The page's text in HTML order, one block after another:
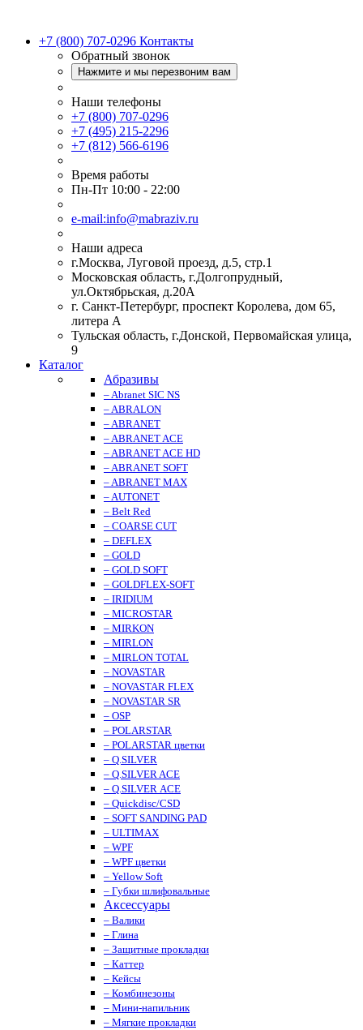
+7 (800) 707-0296 Контакты
Обратный звонок
Нажмите и мы перезвоним вам
Наши телефоны
+7 (800) 707-0296
+7 (495) 215-2296
+7 (812) 566-6196
Время работы
Пн-Пт 10:00 - 22:00
e-mail:info@mabraziv.ru
Наши адреса
г.Москва, Луговой проезд, д.5, стр.1
Московская область, г.Долгопрудный,
ул.Октябрьская, д.20А
г. Санкт-Петербург, проспект Королева, дом 65,
литера А
Тульская область, г.Донской, Первомайская улица,
9
Каталог
Абразивы
– Abranet SIC NS
– ABRALON
– ABRANET
– ABRANET ACE
– ABRANET ACE HD
– ABRANET SOFT
– ABRANET MAX
– AUTONET
– Belt Red
– COARSE CUT
– DEFLEX
– GOLD
– GOLD SOFT
– GOLDFLEX-SOFT
– IRIDIUM
– MICROSTAR
– MIRKON
– MIRLON
– MIRLON TOTAL
– NOVASTAR
– NOVASTAR FLEX
– NOVASTAR SR
– OSP
– POLARSTAR
– POLARSTAR цветки
– Q.SILVER
– Q.SILVER ACE
– Q.SILVER ACE
– Quickdisc/CSD
– SOFT SANDING PAD
– ULTIMAX
– WPF
– WPF цветки
– Yellow Soft
– Губки шлифовальные
Аксессуары
– Валики
– Глина
– Защитные прокладки
– Каттер
– Кейсы
– Комбинезоны
– Мини-напильник
– Мягкие прокладки